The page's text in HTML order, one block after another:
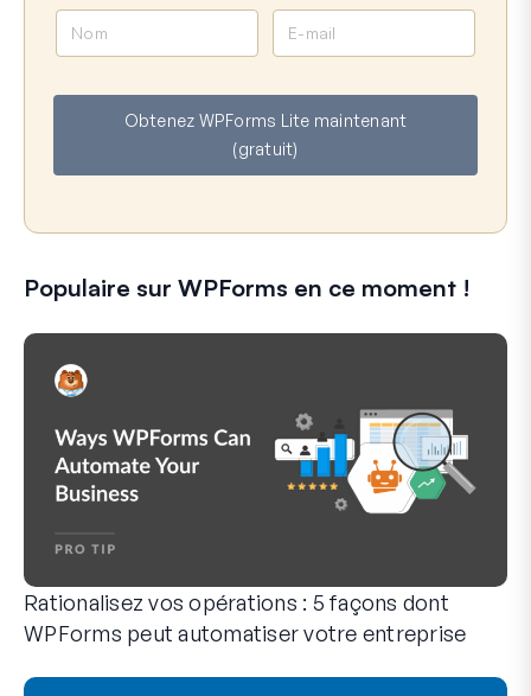
a
i
l
Obtenez WPForms Lite maintenant
(gratuit)
Populaire sur WPForms en ce moment !
Rationalisez vos opérations : 5 façons dont
WPForms peut automatiser votre entreprise